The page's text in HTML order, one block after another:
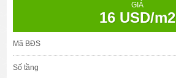
GIÁ
16 USD/m2
Mã BĐS
Số tầng